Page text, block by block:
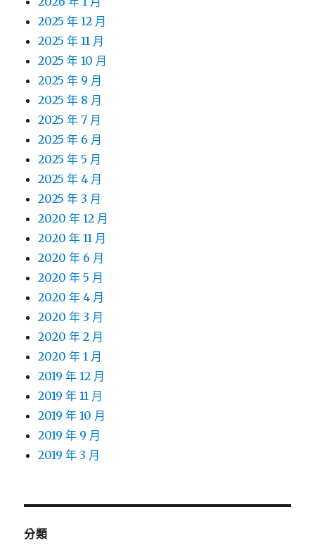
2025 年 12 月
2025 年 11 月
2025 年 10 月
2025 年 9 月
2025 年 8 月
2025 年 7 月
2025 年 6 月
2025 年 5 月
2025 年 4 月
2025 年 3 月
2020 年 12 月
2020 年 11 月
2020 年 6 月
2020 年 5 月
2020 年 4 月
2020 年 3 月
2020 年 2 月
2020 年 1 月
2019 年 12 月
2019 年 11 月
2019 年 10 月
2019 年 9 月
2019 年 3 月
分類